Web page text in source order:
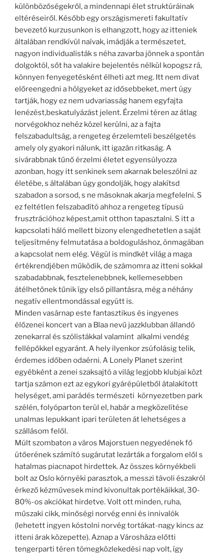
különbözőségekről, a mindennapi élet struktúráinak
eltéréseiről. Később egy országismereti fakultatív
bevezető kurzusunkon is elhangzott, hogy az itteniek
általában rendkívül naívak, imádják a természetet,
nagyon individualisták s néha zavarba jönnek a spontán
dolgoktól, sőt ha valakire bejelentés nélkül kopogsz rá,
könnyen fenyegetésként élheti azt meg. Itt nem divat
előreengedni a hölgyeket az idősebbeket, mert úgy
tartják, hogy ez nem udvariasság hanem egyfajta
lenézést,beskatulyázást jelent. Érzelmi téren az átlag
norvégokhoz nehéz közel kerülni, az a fajta
felszabadultság, a rengeteg érzelemteli beszélgetés
amely oly gyakori nálunk, itt igazán ritkaság. A
sivárabbnak tűnő érzelmi életet egyensúlyozza
azonban, hogy itt senkinek sem akarnak beleszólni az
életébe, s általában úgy gondolják, hogy alakítsd
szabadon a sorsod, s ne másoknak akarja megfelelni. S
ez feltétlen felszabadító ahhoz a rengeteg típusú
frusztrációhoz képest,amit otthon tapasztalni. S itt a
kapcsolati háló mellett bizony elengedhetetlen a saját
teljesítmény felmutatása a boldoguláshoz, önmagában
a kapcsolat nem elég. Végül is mindkét világ a maga
értékrendjében működik, de számomra az itteni sokkal
szabadabbnak, fesztelenebbnek, kellemesebben
átélhetőnek tűnik így első pillantásra, még a néhány
negatív ellentmondással együtt is.
Minden vasárnap este fantasztikus és ingyenes
élőzenei koncert van a Blaa nevű jazzklubban állandó
zenekarral és szólistákkal valamint alkalmi vendég
fellépőkkel egyaránt. A hely ilyenkor zsúfolásig telik,
érdemes időben odaérni. A Lonely Planet szerint
egyébként a zenei szaksajtó a világ legjobb klubjai közt
tartja számon ezt az egykori gyárépületből átalakított
helységet, ami parádés természeti környezetben park
szélén, folyóparton terül el, habár a megközelítése
unalmas lepukkant ipari területen át lehetséges a
szállásom felől.
Múlt szombaton a város Majorstuen negyedének fő
ütőerének számító sugárutat lezárták a forgalom elől s
hatalmas piacnapot hirdettek. Az összes környékbeli
bolt az Oslo környéki parasztok, a messzi távoli északról
érkező kézművesek mind kivonultak portékáikkal, 30-
80%-os akciókat hirdetve. Volt ott minden, ruha,
műszaki cikk, minőségi norvég enni és innivalók
(lehetett ingyen kóstolni norvég tortákat-nagy kincs az
itteni árak közepette). Aznap a Városháza előtti
tengerparti téren tömegközlekedési nap volt, így